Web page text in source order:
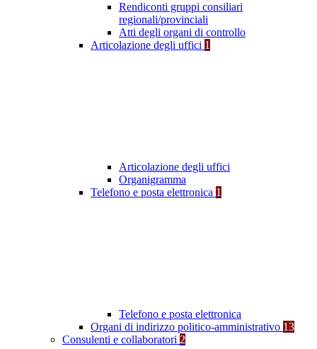
Rendiconti gruppi consiliari
regionali/provinciali
Atti degli organi di controllo
Articolazione degli uffici 1
Articolazione degli uffici
Organigramma
Telefono e posta elettronica 1
Telefono e posta elettronica
Organi di indirizzo politico-amministrativo 13
Consulenti e collaboratori 2